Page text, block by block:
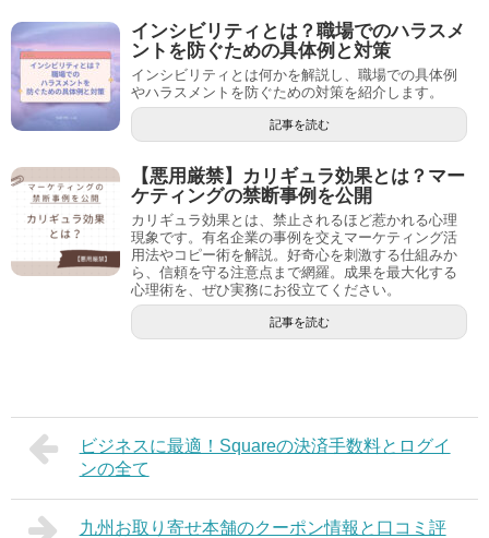
インシビリティとは？職場でのハラスメ
ントを防ぐための具体例と対策
インシビリティとは何かを解説し、職場での具体例
やハラスメントを防ぐための対策を紹介します。
記事を読む
【悪用厳禁】カリギュラ効果とは？マー
ケティングの禁断事例を公開
カリギュラ効果とは、禁止されるほど惹かれる心理
現象です。有名企業の事例を交えマーケティング活
用法やコピー術を解説。好奇心を刺激する仕組みか
ら、信頼を守る注意点まで網羅。成果を最大化する
心理術を、ぜひ実務にお役立てください。
記事を読む
ビジネスに最適！Squareの決済手数料とログイ
ンの全て
九州お取り寄せ本舗のクーポン情報と口コミ評